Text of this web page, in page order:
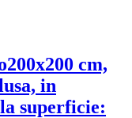
200x200 cm,
in
superficie: